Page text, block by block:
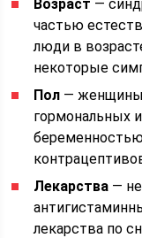
Возраст —
частью
люди в
некоторые
Пол — женщины
гормональных
Лекарства —
лекарства по